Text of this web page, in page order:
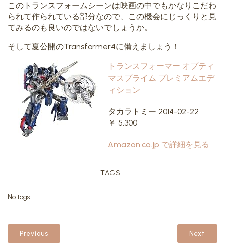
このトランスフォームシーンは映画の中でもかなりこだわ
られて作られている部分なので、この機会にじっくりと見
てみるのも良いのではないでしょうか。
そして夏公開のTransformer4に備えましょう！
トランスフォーマー オプティ
マスプライム プレミアムエデ
ィション
タカラトミー 2014-02-22
￥ 5,300
Amazon.co.jp で詳細を見る
TAGS:
No tags
Previous Next